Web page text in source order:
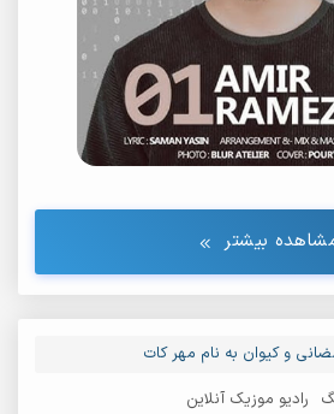
بیشتر
و کیوان به نام مهر کات
رادیو موزیک آنلاین